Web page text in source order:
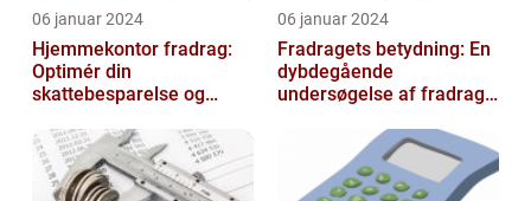
06 januar 2024
Hjemmekontor fradrag:
Optimér din
skattebesparelse og
06 januar 2024
Fradragets betydning: En
dybdegående
undersøgelse af fradrag